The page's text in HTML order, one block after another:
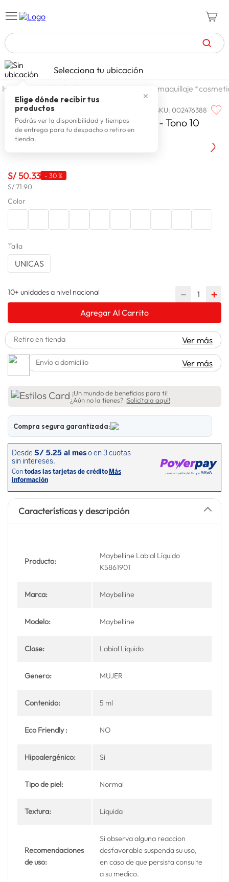
TÉRMINOS MÁS BUSCADOS
1. zapatillas mujer
2. celulares
3. zapatillas hombre
4. moda
6
7. terrex
8.
10
Selecciona tu ubicación
✕
Elige dónde recibir tus
productos
Podrás ver la disponibilidad y tiempos
de entrega para tu despacho o retiro en
tienda.
textil belleza maquillaje
MAYBELLINE SKU:002476388
Maybelline Super Stay Teddy Tint - Tono 10
Current Mood
S/50.33 - 30 %
S/ 71.90
Color
Talla
UNICAS
10+ unidades a nivel nacional ＋
－
Agregar Al Carrito
Retiro en tienda Ver más
Envío a domicilio Ver más
¡Un mundo de beneficios para ti!
¿Aún no la tienes? ¡Solicítala aquí!
Compra segura garantizada:
Características y descripción
Producto:
Maybelline Labial Líquido
K5861901
Marca: Maybelline
Modelo: Maybelline
Clase: Labial Líquido
Genero: MUJER
Contenido: 5 ml
Eco Friendly : NO
Hipoalergénico: Si
Tipo de piel: Normal
Textura: Líquida
Recomendaciones
de uso:
Si observa alguna reaccion
desfavorable suspenda su uso,
en caso de que persista consulte
a su medico.